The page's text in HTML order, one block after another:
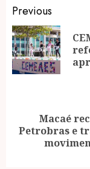
Post
Previous
Next
Macaé
Petrobras e